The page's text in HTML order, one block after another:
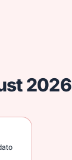
2026